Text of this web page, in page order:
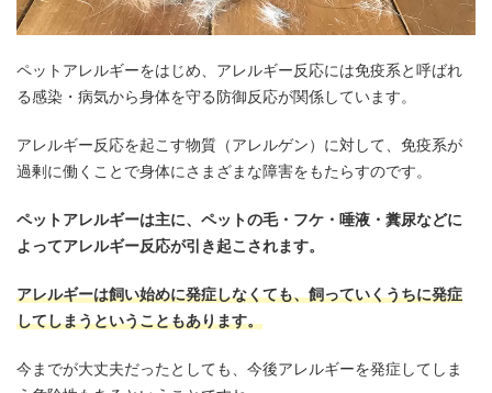
ペットアレルギーをはじめ、アレルギー反応には免疫系と呼ばれ
る感染・病気から身体を守る防御反応が関係しています。
アレルギー反応を起こす物質（アレルゲン）に対して、免疫系が
過剰に働くことで身体にさまざまな障害をもたらすのです。
ペットアレルギーは主に、ペットの毛・フケ・唾液・糞尿などに
よってアレルギー反応が引き起こされます。
アレルギーは飼い始めに発症しなくても、飼っていくうちに発症
してしまうということもあります。
今までが大丈夫だったとしても、今後アレルギーを発症してしま